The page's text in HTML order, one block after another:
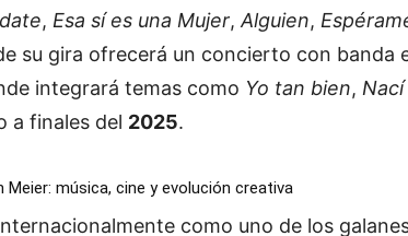
, Esa sí es una Mujer, Alguien,
su gira ofrecerá un concierto con banda
integrará temas como Yo tan bien,
a finales del 2025.
música, cine y evolución creativa
como uno de los